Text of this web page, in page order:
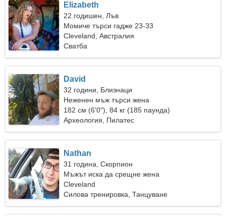
Elizabeth
22 годишен, Лъв
Момиче търси гадже 23-33
Cleveland, Австралия
Сватба
David
32 години, Близнаци
Неженен мъж търси жена
182 см (6'0"), 84 кг (185 паунда)
Археология, Пилатес
Nathan
31 година, Скорпион
Мъжът иска да срещне жена
Cleveland
Силова тренировка, Танцуване